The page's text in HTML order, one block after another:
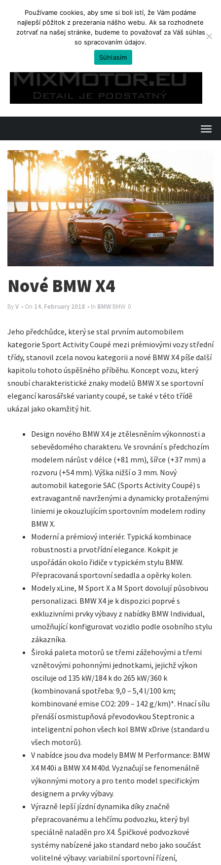
TRENDING
Kawasaki Ninja 650 a Z650. Jedno, či dvojvaječné dvojičky?
content
T
g
l
e
n
a
v
i
o
Nové BMW X4
ByV • On 14. February 2018 • In BMW BMW 0
Jeho předchůdce, který se stal prvním automobilem
kategorie Sport Activity Coupé mezi prémiovými vozy střední
třídy, stanovil zcela novou kategorii a nové BMW X4 píše další
kapitolu tohoto úspěšného příběhu. Koncept vozu, který
snoubí charakteristické znaky modelů BMW X se sportovní
elegancí karosářské varianty coupé, se také v této třídě
ukázal jako okamžitý hit.
Design nového BMW X4 je ztělesněním výkonnosti a
sebevědomého charakteru. Ve srovnání s předchozím
modelem nárůst v délce (+81 mm), šířce (+37 mm) a
rozvoru (+54 mm). Výška nižší o 3 mm. Nový
automobil kategorie SAC (Sports Activity Coupé) s
extravagantně navrženými a dynamicky protaženými
liniemi je okouzlujícím sportovním modelem rodiny
BMW X.
Moderní a prémiový interiér. Typická kombinace
robustnosti a prvotřídní elegance. Kokpit je
uspořádán okolo řidiče v typickém stylu BMW.
Přepracovaná sportovní sedadla a opěrky kolen.
Modely xLine, M Sport X a M Sport dovolují působivou
personalizaci. BMW X4 je k dispozici poprvé s
exkluzivními prvky výbavy z nabídky BMW Individual,
umožňující konfigurovat vozidlo podle osobního stylu
zákazníka.
Široká paleta motorů se třemi zážehovými a třemi
vznětovými pohonnými jednotkami, jejichž výkon
osciluje od 135 kW/184 k do 265 kW/360 k
(kombinovaná spotřeba: 9,0 – 5,4 l/100 km;
kombinované emise CO2: 209 – 142 g/km)*. Hnací sílu
přenáší osmistupňová převodovkou Steptronic a
inteligentní pohon všech kol BMW xDrive (standard u
všech motorů).
V nabídce jsou dva modely BMW M Performance: BMW
X4 M40i a BMW X4 M40d. Vyznačují se fenomenálně
výkonnými motory a pro tento model specifickým
designem a prvky výbavy.
Výrazně lepší jízdní dynamika díky značně
přepracovanému a lehčímu podvozku, který byl
speciálně naladěn pro X4. Špičkové podvozkové
systémy nabízené jako standard nebo jako součást
volitelné výbavy: variabilní sportovní řízení,
Používame cookies, aby sme si boli istí, že Vám podáme
najlepší pôžitok z prezerania nášho webu. Ak sa rozhodnete
zotrvať na našej stránke, budeme to považovať za Váš súhlas
so spracovaním údajov.
Súhlasím